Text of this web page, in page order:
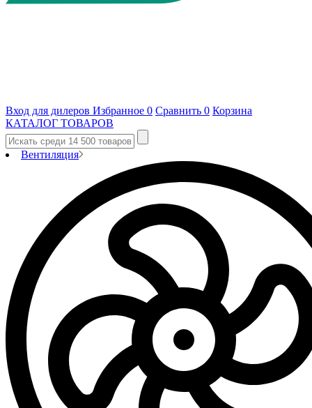
Вход для дилеров Избранное 0 Сравнить 0 Корзина
КАТАЛОГ ТОВАРОВ
Вентиляция